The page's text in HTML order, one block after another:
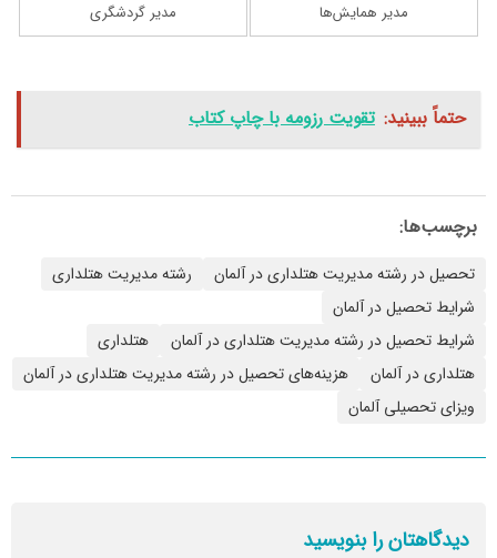
مدیر همایش‌ها مدیر گردشگری
حتماً ببینید: تقویت رزومه با چاپ کتاب
برچسب‌ها:
تحصیل در رشته مدیریت هتلداری در آلمان
رشته مدیریت هتلداری
شرایط تحصیل در آلمان
شرایط تحصیل در رشته مدیریت هتلداری در آلمان
هتلداری
هتلداری در آلمان
هزینه‌های تحصیل در رشته مدیریت هتلداری در آلمان
ویزای تحصیلی آلمان
دیدگاهتان را بنویسید